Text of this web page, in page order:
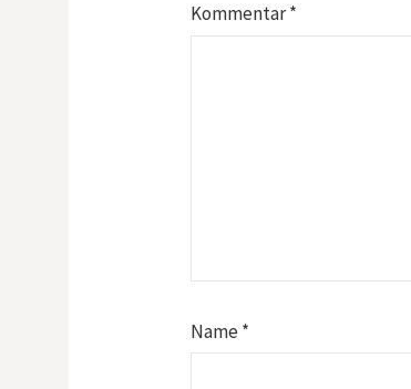
Kommentar*
Name*